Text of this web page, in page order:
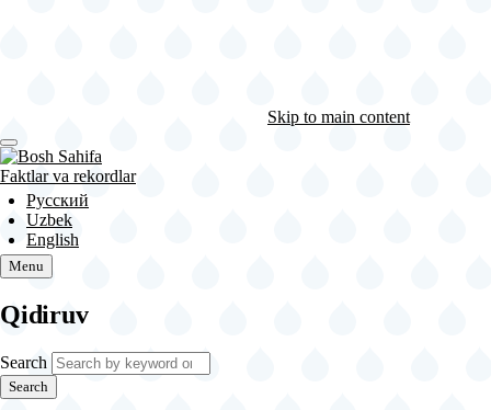
Skip to main content
Faktlar va rekordlar
Русский
Uzbek
English
Menu
Qidiruv
Search
Search